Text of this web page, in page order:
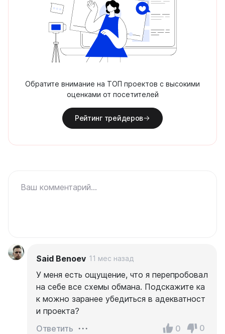
Обратите внимание на ТОП проектов с высокими
оценками от посетителей
Рейтинг трейдеров
Ваш комментарий...
Said Benoev 11 мес назад
У меня есть ощущение, что я перепробовал
на себе все схемы обмана. Подскажите ка
к можно заранее убедиться в адекватност
и проекта?
Ответить
0 0